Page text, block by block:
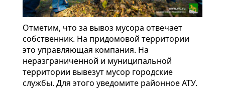
Отметим, что за вывоз мусора отвечает
собственник. На придомовой территории
это управляющая компания. На
неразграниченной и муниципальной
территории вывезут мусор городские
службы. Для этого уведомите районное АТУ.